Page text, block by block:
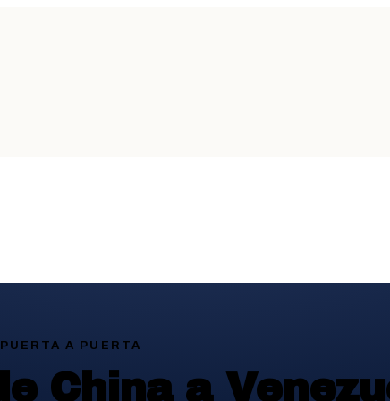
A PUERTA
China a